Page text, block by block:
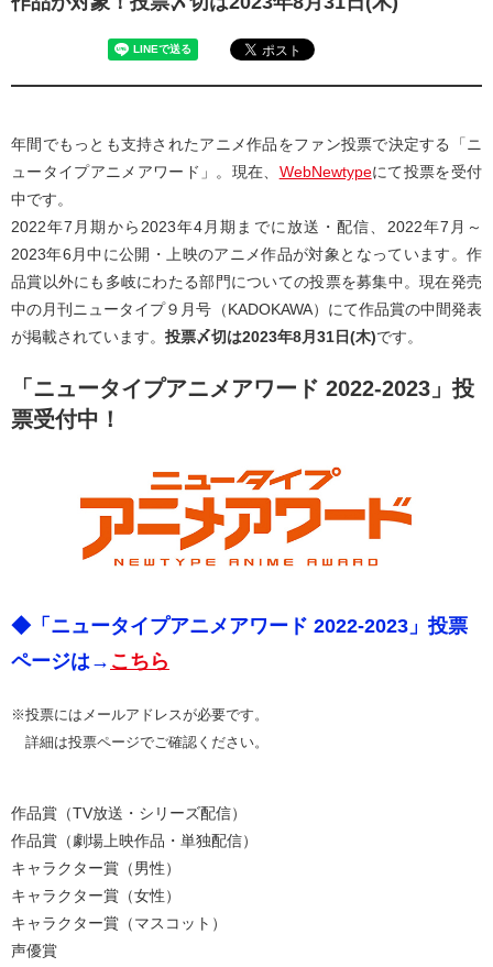
年間でもっとも支持されたアニメ作品をファン投票で決定する「ニ
ュータイプアニメアワード」。現在、 WebNewtypeにて投票を受付
中です。
2022年7月期から2023年4月期までに放送・配信、2022年7月～
2023年6月中に公開・上映のアニメ作品が対象となっています。作
品賞以外にも多岐にわたる部門についての投票を募集中。現在発売
中の月刊ニュータイプ９月号（KADOKAWA）にて作品賞の中間発表
が掲載されています。 投票〆切は2023年8月31日(木)です。
「ニュータイプアニメアワード 2022-2023」投
票受付中！
◆「ニュータイプアニメアワード 2022-2023」投票
ページは→ こちら
※投票にはメールアドレスが必要です。
詳細は投票ページでご確認ください。
作品賞（TV放送・シリーズ配信）
作品賞（劇場上映作品・単独配信）
キャラクター賞（男性）
キャラクター賞（女性）
キャラクター賞（マスコット）
声優賞